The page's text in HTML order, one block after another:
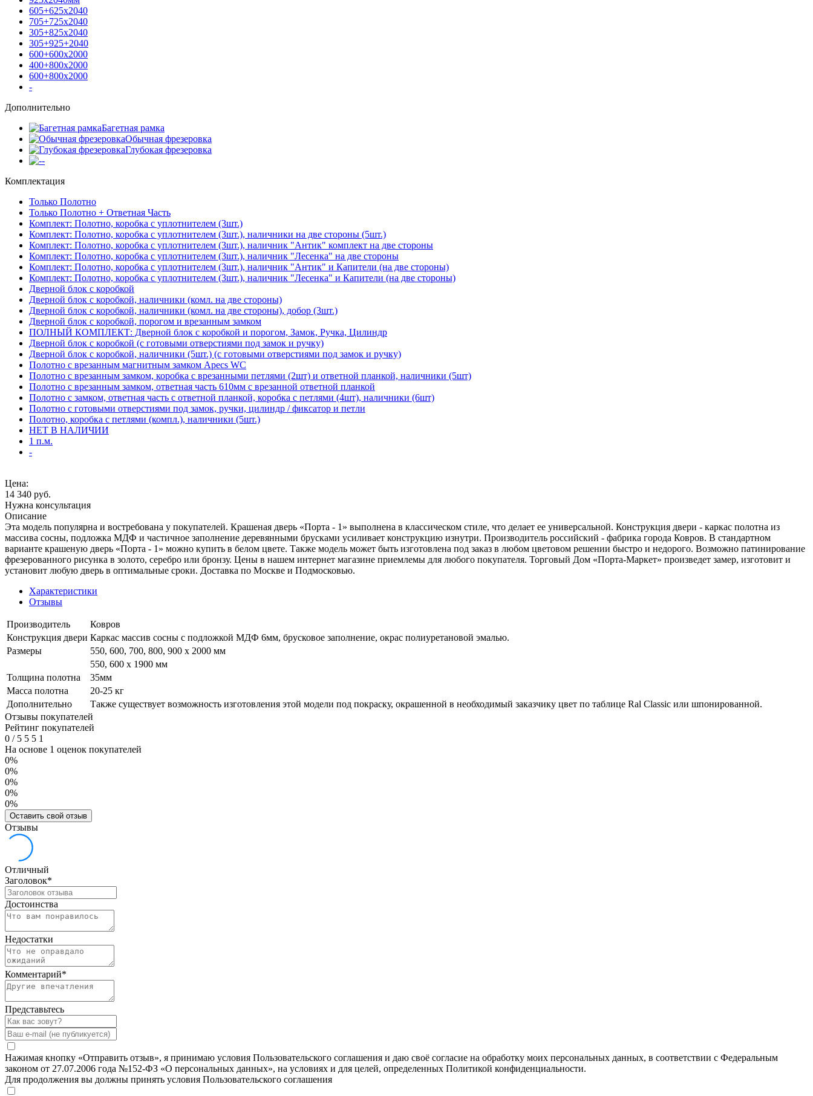
605+625х2040
705+725х2040
305+825х2040
305+925+2040
600+600х2000
400+800х2000
600+800х2000
-
Дополнительно
Багетная рамка
Обычная фрезеровка
Глубокая фрезеровка
-
Комплектация
Только Полотно
Только Полотно + Ответная Часть
Комплект: Полотно, коробка с уплотнителем (3шт.)
Комплект: Полотно, коробка с уплотнителем (3шт.), наличники на две стороны (5шт.)
Комплект: Полотно, коробка с уплотнителем (3шт.), наличник "Антик" комплект на две стороны
Комплект: Полотно, коробка с уплотнителем (3шт.), наличник "Лесенка" на две стороны
Комплект: Полотно, коробка с уплотнителем (3шт.), наличник "Антик" и Капители (на две стороны)
Комплект: Полотно, коробка с уплотнителем (3шт.), наличник "Лесенка" и Капители (на две стороны)
Дверной блок с коробкой
Дверной блок с коробкой, наличники (комл. на две стороны)
Дверной блок с коробкой, наличники (комл. на две стороны), добор (3шт.)
Дверной блок с коробкой, порогом и врезанным замком
ПОЛНЫЙ КОМПЛЕКТ: Дверной блок с коробкой и порогом, Замок, Ручка, Цилиндр
Дверной блок с коробкой (с готовыми отверстиями под замок и ручку)
Дверной блок с коробкой, наличники (5шт.) (с готовыми отверстиями под замок и ручку)
Полотно с врезанным магнитным замком Apecs WC
Полотно с врезанным замком, коробка с врезанными петлями (2шт) и ответной планкой, наличники (5шт)
Полотно с врезанным замком, ответная часть 610мм с врезанной ответной планкой
Полотно с замком, ответная часть с ответной планкой, коробка с петлями (4шт), наличники (6шт)
Полотно с готовыми отверстиями под замок, ручки, цилиндр / фиксатор и петли
Полотно, коробка с петлями (компл.), наличники (5шт.)
НЕТ В НАЛИЧИИ
1 п.м.
-
Цена:
14 340 руб.
Нужна консультация
Описание
Эта модель популярна и востребована у покупателей. Крашеная дверь «Порта - 1» выполнена в классическом стиле, что делает ее универсальной. Конструкция двери - каркас полотна из
массива сосны, подложка МДФ и частичное заполнение деревянными брусками усиливает конструкцию изнутри. Производитель российский - фабрика города Ковров. В стандартном
варианте крашеную дверь «Порта - 1» можно купить в белом цвете. Также модель может быть изготовлена под заказ в любом цветовом решении быстро и недорого. Возможно патинирование
фрезерованного рисунка в золото, серебро или бронзу. Цены в нашем интернет магазине приемлемы для любого покупателя. Торговый Дом «Порта-Маркет» произведет замер, изготовит и
установит любую дверь в оптимальные сроки. Доставка по Москве и Подмосковью.
Характеристики
Отзывы
Производитель
Ковров
Конструкция двери Каркас массив сосны с подложкой МДФ 6мм, брусковое заполнение, окрас полиуретановой эмалью.
Размеры
550, 600, 700, 800, 900 x 2000 мм
550, 600 х 1900 мм
Толщина полотна
35мм
Масса полотна
20-25 кг
Дополнительно
Также существует возможность изготовления этой модели под покраску, окрашенной в необходимый заказчику цвет по таблице Ral Classic или шпонированной.
Отзывы покупателей
Рейтинг покупателей
0 /5 5 5 1
На основе 1 оценок покупателей
0%
0%
0%
0%
0%
Оставить свой отзыв
Отзывы
Отличный
Заголовок*
Достоинства
Недостатки
Комментарий*
Представьтесь
Нажимая кнопку «Отправить отзыв», я принимаю условия Пользовательского соглашения и даю своё согласие на обработку моих персональных данных, в соответствии с Федеральным
законом от 27.07.2006 года №152-ФЗ «О персональных данных», на условиях и для целей, определенных Политикой конфиденциальности.
Для продолжения вы должны принять условия Пользовательского соглашения